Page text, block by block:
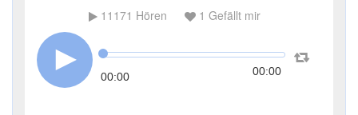
11171 Hören 1 Gefällt mir
00:00 00:00